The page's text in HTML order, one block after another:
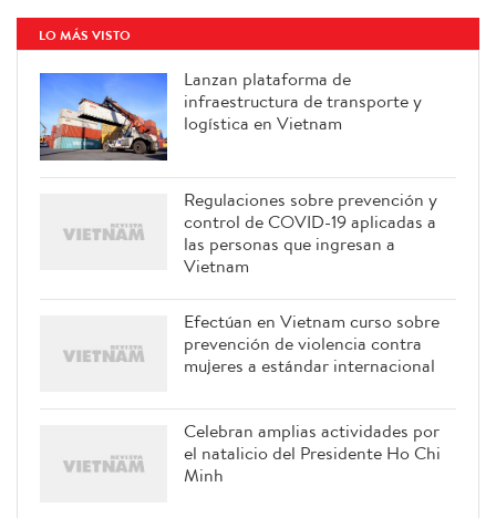
LO MÁS VISTO
Lanzan plataforma de
infraestructura de transporte y
logística en Vietnam
Regulaciones sobre prevención y
control de COVID-19 aplicadas a
las personas que ingresan a
Vietnam
Efectúan en Vietnam curso sobre
prevención de violencia contra
mujeres a estándar internacional
Celebran amplias actividades por
el natalicio del Presidente Ho Chi
Minh